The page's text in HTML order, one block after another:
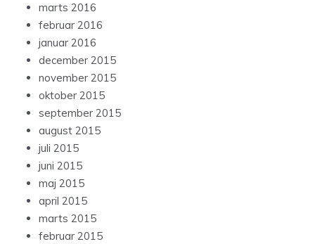
marts 2016
februar 2016
januar 2016
december 2015
november 2015
oktober 2015
september 2015
august 2015
juli 2015
juni 2015
maj 2015
april 2015
marts 2015
februar 2015